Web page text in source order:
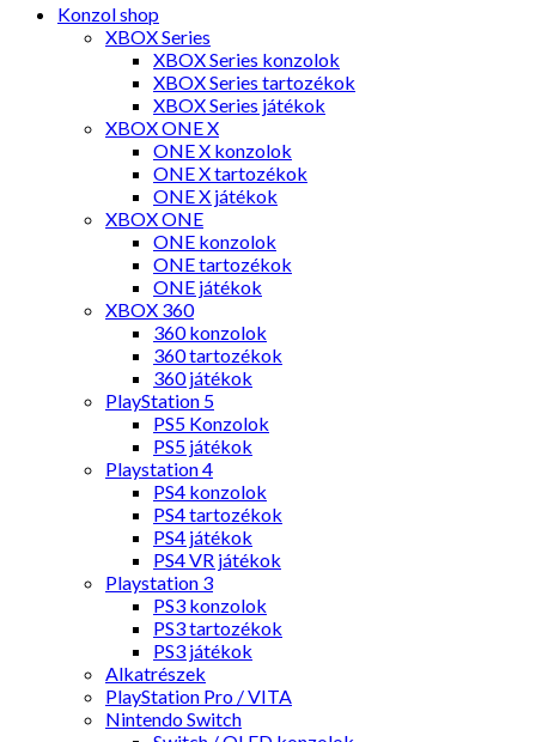
Konzol shop
XBOX Series
XBOX Series konzolok
XBOX Series tartozékok
XBOX Series játékok
XBOX ONE X
ONE X konzolok
ONE X tartozékok
ONE X játékok
XBOX ONE
ONE konzolok
ONE tartozékok
ONE játékok
XBOX 360
360 konzolok
360 tartozékok
360 játékok
PlayStation 5
PS5 Konzolok
PS5 játékok
Playstation 4
PS4 konzolok
PS4 tartozékok
PS4 játékok
PS4 VR játékok
Playstation 3
PS3 konzolok
PS3 tartozékok
PS3 játékok
Alkatrészek
PlayStation Pro / VITA
Nintendo Switch